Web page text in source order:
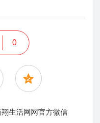
0
生活网网官方微信